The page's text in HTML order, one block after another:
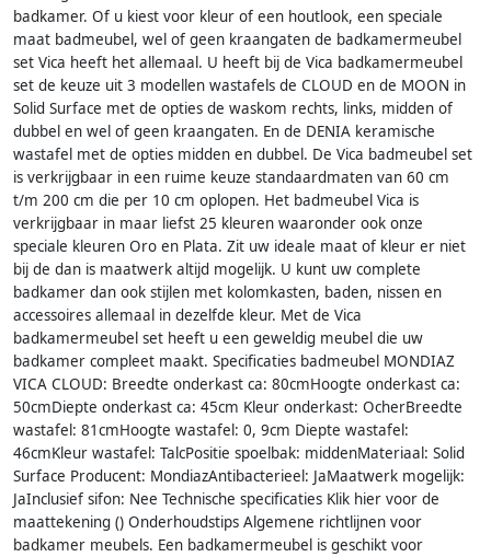
badkamer. Of u kiest voor kleur of een houtlook, een speciale
maat badmeubel, wel of geen kraangaten de badkamermeubel
set Vica heeft het allemaal. U heeft bij de Vica badkamermeubel
set de keuze uit 3 modellen wastafels de CLOUD en de MOON in
Solid Surface met de opties de waskom rechts, links, midden of
dubbel en wel of geen kraangaten. En de DENIA keramische
wastafel met de opties midden en dubbel. De Vica badmeubel set
is verkrijgbaar in een ruime keuze standaardmaten van 60 cm
t/m 200 cm die per 10 cm oplopen. Het badmeubel Vica is
verkrijgbaar in maar liefst 25 kleuren waaronder ook onze
speciale kleuren Oro en Plata. Zit uw ideale maat of kleur er niet
bij de dan is maatwerk altijd mogelijk. U kunt uw complete
badkamer dan ook stijlen met kolomkasten, baden, nissen en
accessoires allemaal in dezelfde kleur. Met de Vica
badkamermeubel set heeft u een geweldig meubel die uw
badkamer compleet maakt. Specificaties badmeubel MONDIAZ
VICA CLOUD: Breedte onderkast ca: 80cmHoogte onderkast ca:
50cmDiepte onderkast ca: 45cm Kleur onderkast: OcherBreedte
wastafel: 81cmHoogte wastafel: 0, 9cm Diepte wastafel:
46cmKleur wastafel: TalcPositie spoelbak: middenMateriaal: Solid
Surface Producent: MondiazAntibacterieel: JaMaatwerk mogelijk:
JaInclusief sifon: Nee Technische specificaties Klik hier voor de
maattekening () Onderhoudstips Algemene richtlijnen voor
badkamer meubels. Een badkamermeubel is geschikt voor